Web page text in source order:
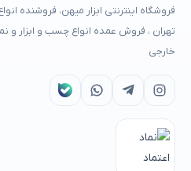
فروشگاه اینترنتی ابزار میهن، فروشنده
تهران ، فروش عمده انواع چسب و ابزار و
خارجی